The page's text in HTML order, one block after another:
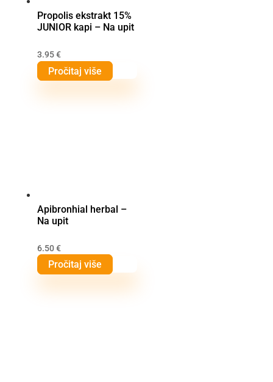
Propolis ekstrakt 15%
JUNIOR kapi – Na upit
3.95€
Pročitaj više
Apibronhial herbal –
Na upit
6.50€
Pročitaj više